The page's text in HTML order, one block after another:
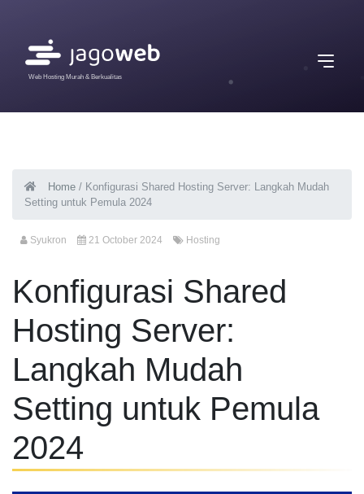
Web Hosting Murah & Berkualitas
Home / Konfigurasi Shared Hosting Server: Langkah Mudah
Setting untuk Pemula 2024
Syukron 21 October 2024 Hosting
Konfigurasi Shared
Hosting Server:
Langkah Mudah
Setting untuk Pemula
2024